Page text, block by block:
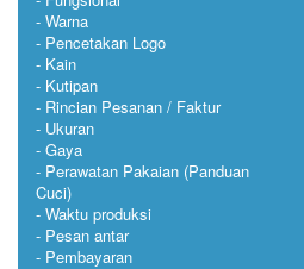
Warna
Pencetakan Logo
Kain
Kutipan
Rincian Pesanan / Faktur
Ukuran
Gaya
Perawatan Pakaian (Panduan
Cuci)
Waktu produksi
Pesan antar
Pembayaran